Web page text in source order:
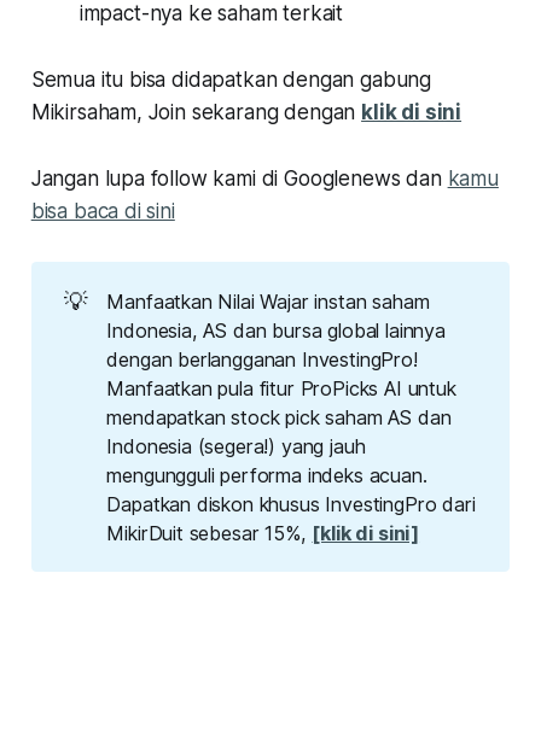
impact-nya ke saham terkait
Semua itu bisa didapatkan dengan gabung
Mikirsaham, Join sekarang dengan klik di sini
Jangan lupa follow kami di Googlenews dan kamu
bisa baca di sini
💡
Manfaatkan Nilai Wajar instan saham
Indonesia, AS dan bursa global lainnya
dengan berlangganan InvestingPro!
Manfaatkan pula fitur ProPicks AI untuk
mendapatkan stock pick saham AS dan
Indonesia (segera!) yang jauh
mengungguli performa indeks acuan.
Dapatkan diskon khusus InvestingPro dari
MikirDuit sebesar 15%, [klik di sini]